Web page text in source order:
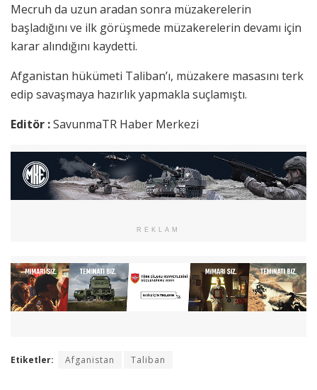
Mecruh da uzun aradan sonra müzakerelerin
başladığını ve ilk görüşmede müzakerelerin devamı için
karar alındığını kaydetti.
Afganistan hükümeti Taliban’ı, müzakere masasını terk
edip savaşmaya hazırlık yapmakla suçlamıştı.
Editör :SavunmaTR Haber Merkezi
REKLAM
Etiketler: Afganistan Taliban